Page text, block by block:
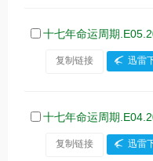
十七年命运周期
复制链接 迅雷
十七年命运周期
复制链接 迅雷